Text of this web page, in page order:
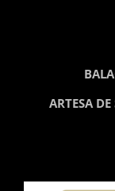
ARTESA DE